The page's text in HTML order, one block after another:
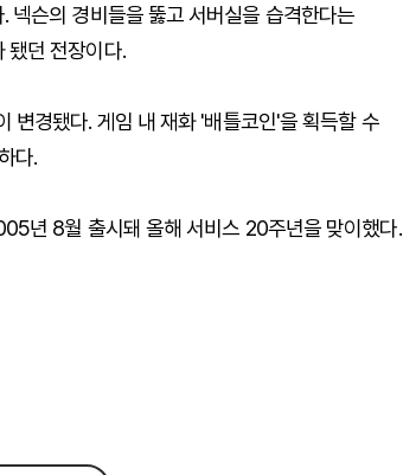
넥슨의 경비들을 뚫고 서버실을 습격한다는
됐던 전장이다.
변경됐다. 게임 내 재화 '배틀코인'을 획득할 수
다.
년 8월 출시돼 올해 서비스 20주년을 맞이했다.